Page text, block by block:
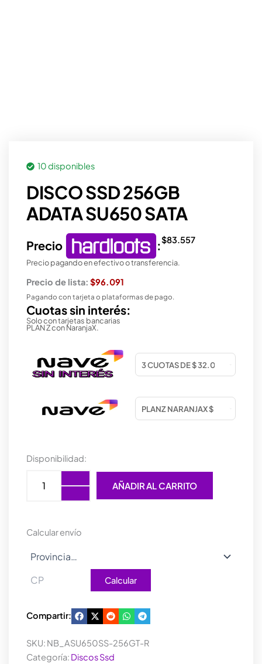
10 disponibles
DISCO SSD 256GB
ADATA SU650 SATA
Precio :$83.557
Precio pagando en efectivo o transferencia.
Precio de lista: $96.091
Pagando con tarjeta o plataformas de pago.
Cuotas sin interés:
Solo con tarjetas bancarias
PLAN Z con NaranjaX.
Disponibilidad:
DISCO
256GB
ADATA
cantidad
AÑADIR AL CARRITO
Calcular envío
Calcular
Compartir:
SKU: NB_ASU650SS-256GT-R
Categoría: Discos Ssd